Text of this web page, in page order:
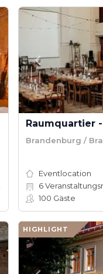
Brandenburg /
Eventlocation
6Veranstaltungsräume
100 Gäste
HIGHLIGHT